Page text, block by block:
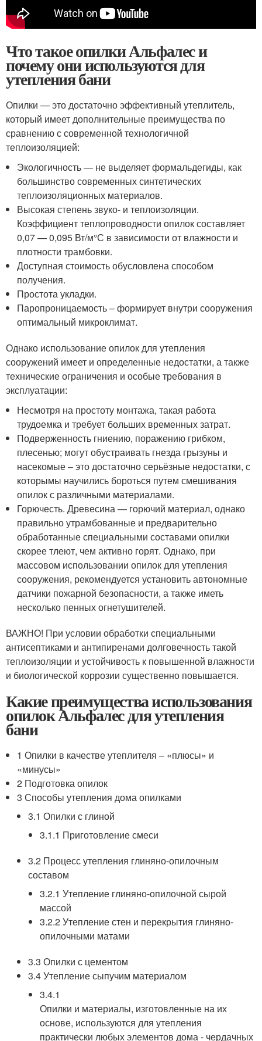
Что такое опилки Альфалес и
почему они используются для
утепления бани
Опилки — это достаточно эффективный утеплитель,
который имеет дополнительные преимущества по
сравнению с современной технологичной
теплоизоляцией:
Экологичность — не выделяет формальдегиды, как
большинство современных синтетических
теплоизоляционных материалов.
Высокая степень звуко- и теплоизоляции.
Коэффициент теплопроводности опилок составляет
0,07 — 0,095 Вт/м°С в зависимости от влажности и
плотности трамбовки.
Доступная стоимость обусловлена способом
получения.
Простота укладки.
Паропроницаемость – формирует внутри сооружения
оптимальный микроклимат.
Однако использование опилок для утепления
сооружений имеет и определенные недостатки, а также
технические ограничения и особые требования в
эксплуатации:
Несмотря на простоту монтажа, такая работа
трудоемка и требует больших временных затрат.
Подверженность гниению, поражению грибком,
плесенью; могут обустраивать гнезда грызуны и
насекомые – это достаточно серьёзные недостатки, с
которымы научились бороться путем смешивания
опилок с различными материалами.
Горючесть. Древесина — горючий материал, однако
правильно утрамбованные и предварительно
обработанные специальными составами опилки
скорее тлеют, чем активно горят. Однако, при
массовом использовании опилок для утепления
сооружения, рекомендуется установить автономные
датчики пожарной безопасности, а также иметь
несколько пенных огнетушителей.
ВАЖНО! При условии обработки специальными
антисептиками и антипиренами долговечность такой
теплоизоляции и устойчивость к повышенной влажности
и биологической коррозии существенно повышается.
Какие преимущества использования
опилок Альфалес для утепления
бани
1 Опилки в качестве утеплителя – «плюсы» и
«минусы»
2 Подготовка опилок
3 Способы утепления дома опилками
3.1 Опилки с глиной
3.1.1 Приготовление смеси
3.2 Процесс утепления глиняно-опилочным
составом
3.2.1 Утепление глиняно-опилочной сырой
массой
3.2.2 Утепление стен и перекрытия глиняно-
опилочными матами
3.3 Опилки с цементом
3.4 Утепление сыпучим материалом
3.4.1
Опилки и материалы, изготовленные на их
основе, используются для утепления
практически любых элементов дома - чердачных